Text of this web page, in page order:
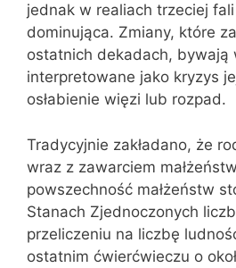
jednak w realiach trzeciej
dominująca. Zmiany, które
ostatnich dekadach, bywają
interpretowane jako kryzys
osłabienie więzi lub rozpad.
Tradycyjnie zakładano, że
wraz z zawarciem
powszechność małżeństw
Stanach Zjednoczonych
przeliczeniu na liczbę
ostatnim ćwierćwieczu o